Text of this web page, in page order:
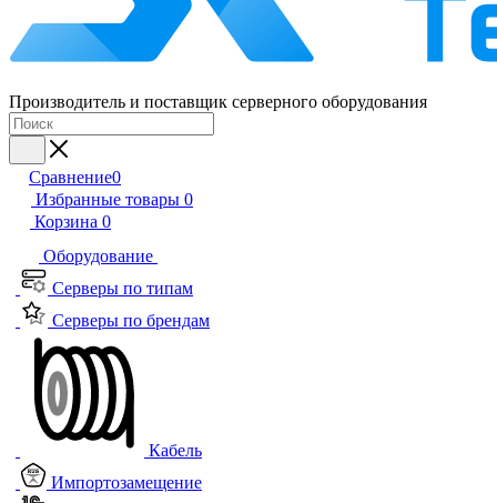
Производитель и поставщик серверного оборудования
Сравнение0
Избранные товары 0
Корзина 0
Оборудование
Серверы по типам
Серверы по брендам
Кабель
Импортозамещение